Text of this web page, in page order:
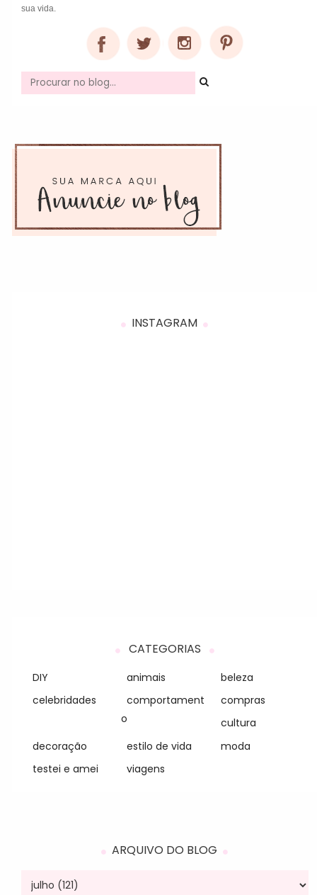
sua vida.
INSTAGRAM
CATEGORIAS
DIY animais
beleza
celebridades
comportament
o
compras
cultura
decoração
estilo de vida
moda
testei e amei
viagens
ARQUIVO DO BLOG